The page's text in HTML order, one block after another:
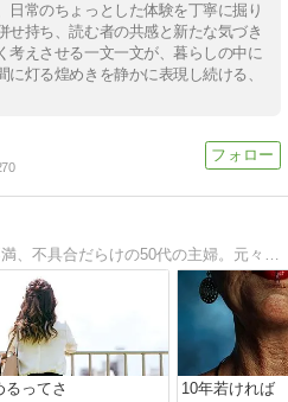
日常のちょっとした体験を丁寧に掘り
せ持ち、読む者の共感と新たな気づき
考えさせる一文一文が、暮らしの中に
灯る煌めきを静かに表現し続ける、
るってさ 10年若ければ